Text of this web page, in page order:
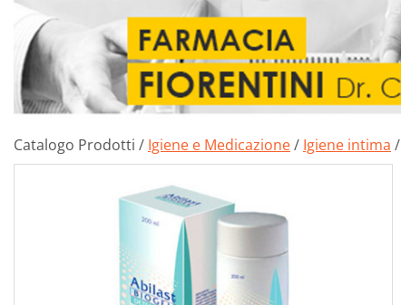
Catalogo Prodotti / Igiene e Medicazione/ Igiene intima /